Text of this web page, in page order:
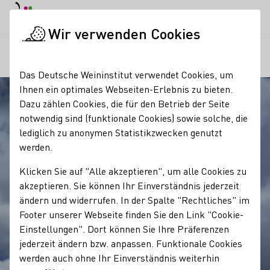
Wir verwenden Cookies
Das Deutsche Weininstitut verwendet Cookies, um
Ihnen ein optimales Webseiten-Erlebnis zu bieten.
Dazu zählen Cookies, die für den Betrieb der Seite
notwendig sind (funktionale Cookies) sowie solche, die
lediglich zu anonymen Statistikzwecken genutzt
werden.
Klicken Sie auf "Alle akzeptieren", um alle Cookies zu
akzeptieren. Sie können Ihr Einverständnis jederzeit
ändern und widerrufen. In der Spalte "Rechtliches" im
Footer unserer Webseite finden Sie den Link "Cookie-
Einstellungen". Dort können Sie Ihre Präferenzen
jederzeit ändern bzw. anpassen. Funktionale Cookies
werden auch ohne Ihr Einverständnis weiterhin